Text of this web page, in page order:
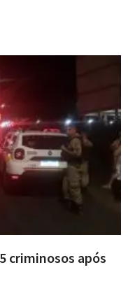
criminosos após